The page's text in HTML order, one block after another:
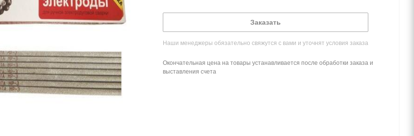
Заказать
Наши менеджеры обязательно свяжутся с вами и уточнят условия заказа
Окончательная цена на товары устанавливается после обработки заказа и
выставления счета